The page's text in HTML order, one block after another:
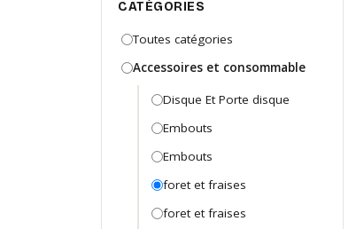
CATÉGORIES
Toutes catégories
Accessoires et consommable
Disque Et Porte disque
Embouts
Embouts
foret et fraises
foret et fraises